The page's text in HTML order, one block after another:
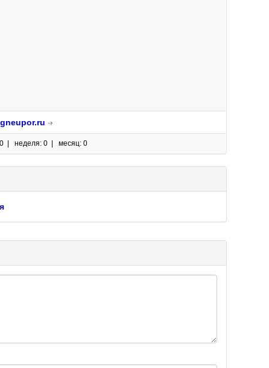
0 | неделя: 0 | месяц: 0